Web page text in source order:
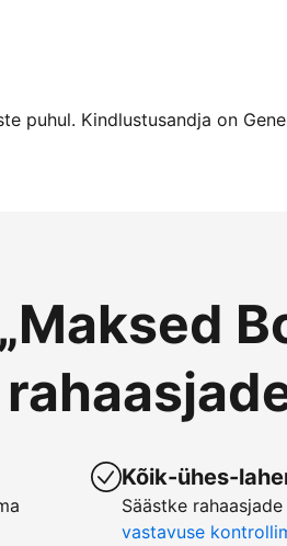
puhul. Kindlustusandja on
Kõik-ühes-
Säästke
vastavuse